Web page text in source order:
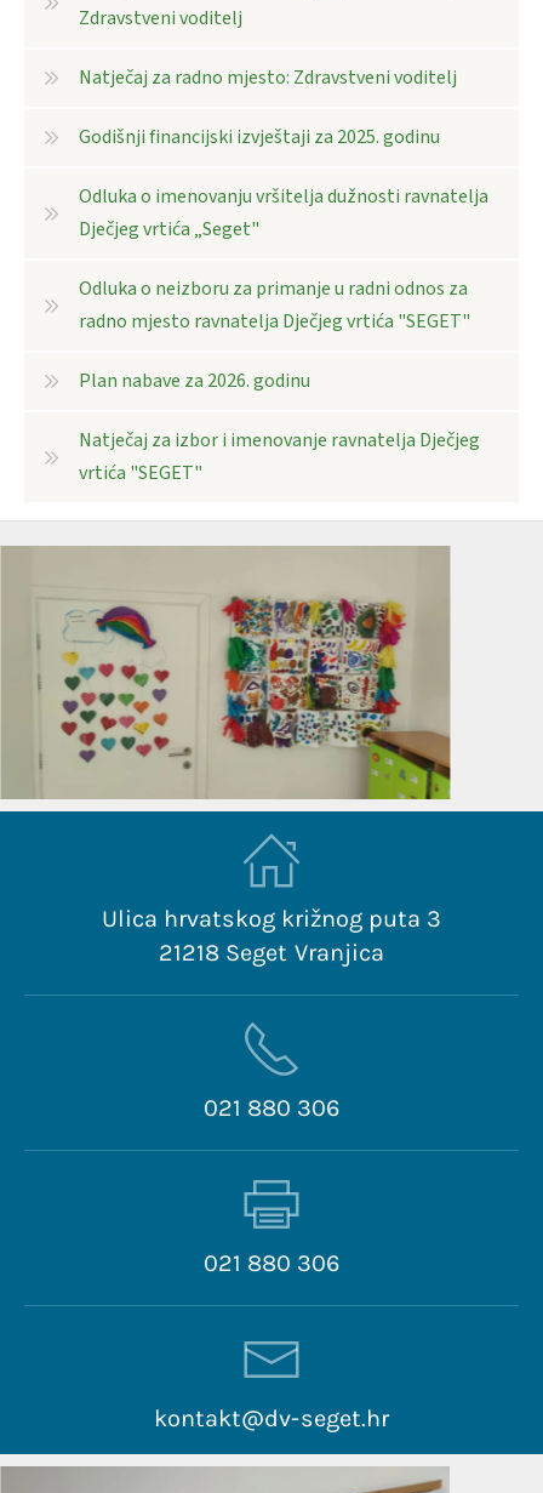
Zdravstveni voditelj
Natječaj za radno mjesto: Zdravstveni voditelj
Godišnji financijski izvještaji za 2025. godinu
Odluka o imenovanju vršitelja dužnosti ravnatelja
Dječjeg vrtića „Seget"
Odluka o neizboru za primanje u radni odnos za
radno mjesto ravnatelja Dječjeg vrtića "SEGET"
Plan nabave za 2026. godinu
Natječaj za izbor i imenovanje ravnatelja Dječjeg
vrtića "SEGET"
Ulica hrvatskog križnog puta 3
21218 Seget Vranjica
021 880 306
021 880 306
kontakt@dv-seget.hr